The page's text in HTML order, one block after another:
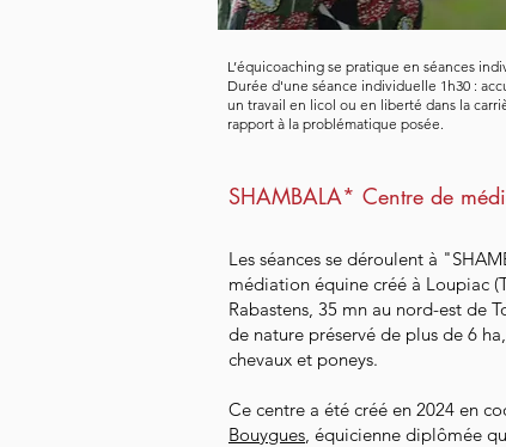
L’équicoaching se pratique en séances
Durée d'une séance individuelle 1h30 :
un travail en licol ou en liberté dans la
rapport à la problématique posée.
SHAMBALA* Centre de
Les séances se déroulent à
médiation équine créé à Loupiac
Rabastens, 35 mn au nord-est de
de nature préservé de plus de 6
chevaux et poneys.
Ce centre a été créé en 2024 en
Bouygues, équicienne diplômée